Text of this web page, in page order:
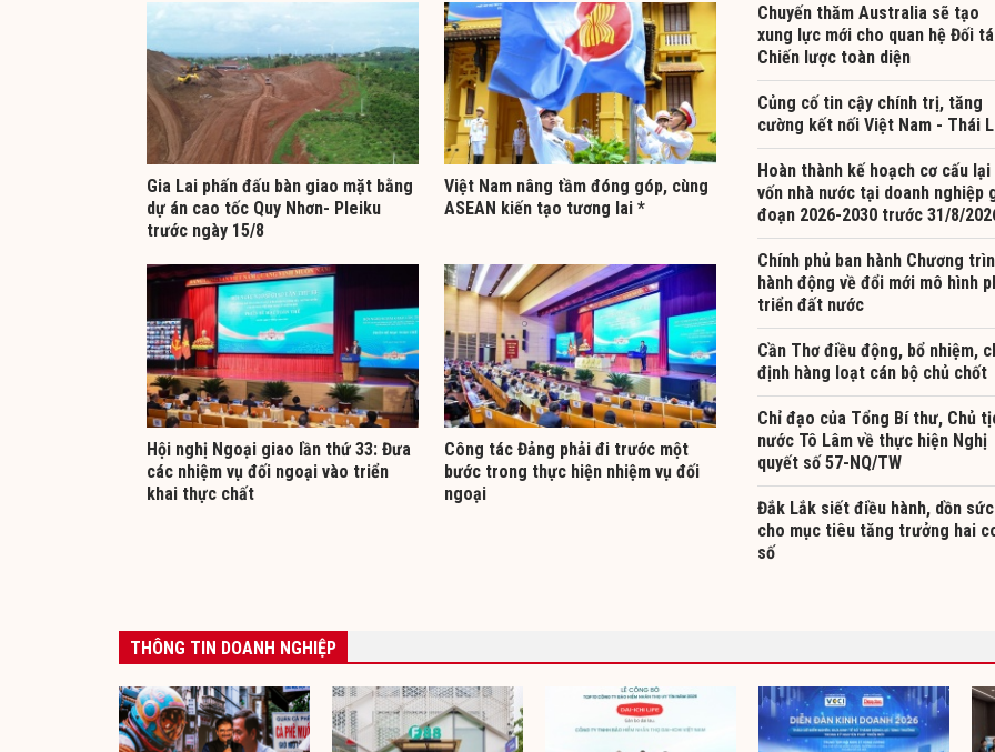
Gia Lai phấn đấu bàn giao mặt bằng
dự án cao tốc Quy Nhơn- Pleiku
trước ngày 15/8
Việt Nam nâng tầm đóng góp, cùng
ASEAN kiến tạo tương lai *
Hội nghị Ngoại giao lần thứ 33: Đưa
các nhiệm vụ đối ngoại vào triển
khai thực chất
Công tác Đảng phải đi trước một
bước trong thực hiện nhiệm vụ đối
ngoại
Chuyến thăm Australia sẽ tạo
xung lực mới cho quan hệ Đối
Chiến lược toàn diện
Củng cố tin cậy chính trị, tăng
cường kết nối Việt Nam - Thái
Hoàn thành kế hoạch cơ cấu lại
vốn nhà nước tại doanh nghiệp
đoạn 2026-2030 trước 31/8/
Chính phủ ban hành Chương
hành động về đổi mới mô hình
triển đất nước
Cần Thơ điều động, bổ nhiệm,
định hàng loạt cán bộ chủ chốt
Chỉ đạo của Tổng Bí thư, Chủ
nước Tô Lâm về thực hiện Nghị
quyết số 57-NQ/TW
Đắk Lắk siết điều hành, dồn sức
cho mục tiêu tăng trưởng hai
số
THÔNG TIN DOANH NGHIỆP